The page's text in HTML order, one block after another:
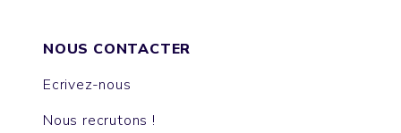
NOUS CONTACTER
Ecrivez-nous
Nous recrutons !